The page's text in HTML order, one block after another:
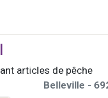
articles de pêche
Belleville -